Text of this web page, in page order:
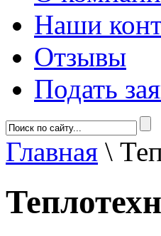
Наши
Отзывы
Подать
Главная \